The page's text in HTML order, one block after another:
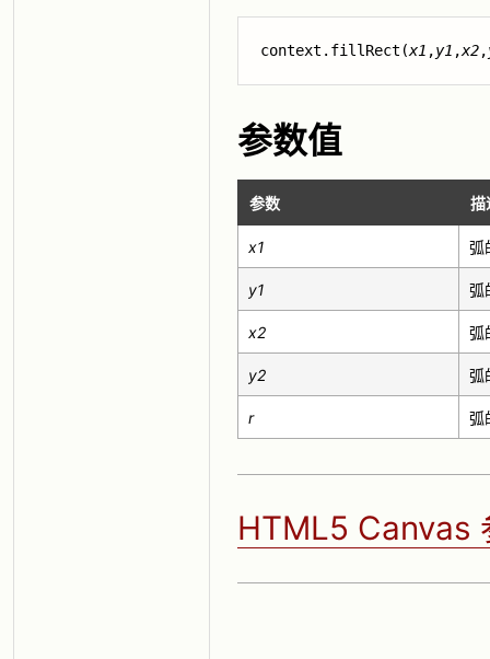
context.fillRect(x1 ,y1 ,x2,
参数值
参数 描
x1 弧
y1 弧
x2 弧
y2 弧
r 弧
HTML5 Canvas